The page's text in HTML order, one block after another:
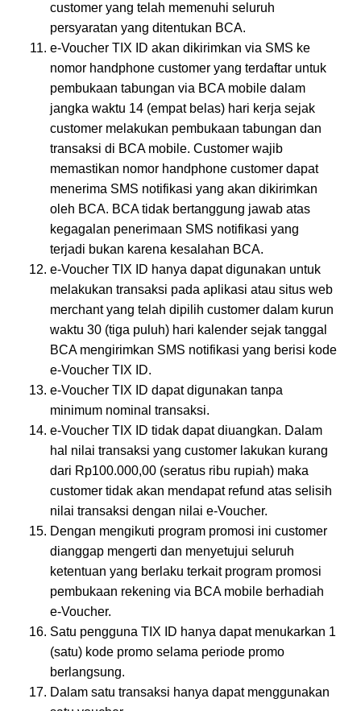
customer yang telah memenuhi seluruh
persyaratan yang ditentukan BCA.
e-Voucher TIX ID akan dikirimkan via SMS ke
nomor handphone customer yang terdaftar untuk
pembukaan tabungan via BCA mobile dalam
jangka waktu 14 (empat belas) hari kerja sejak
customer melakukan pembukaan tabungan dan
transaksi di BCA mobile. Customer wajib
memastikan nomor handphone customer dapat
menerima SMS notifikasi yang akan dikirimkan
oleh BCA. BCA tidak bertanggung jawab atas
kegagalan penerimaan SMS notifikasi yang
terjadi bukan karena kesalahan BCA.
e-Voucher TIX ID hanya dapat digunakan untuk
melakukan transaksi pada aplikasi atau situs web
merchant yang telah dipilih customer dalam kurun
waktu 30 (tiga puluh) hari kalender sejak tanggal
BCA mengirimkan SMS notifikasi yang berisi kode
e-Voucher TIX ID.
e-Voucher TIX ID dapat digunakan tanpa
minimum nominal transaksi.
e-Voucher TIX ID tidak dapat diuangkan. Dalam
hal nilai transaksi yang customer lakukan kurang
dari Rp100.000,00 (seratus ribu rupiah) maka
customer tidak akan mendapat refund atas selisih
nilai transaksi dengan nilai e-Voucher.
Dengan mengikuti program promosi ini customer
dianggap mengerti dan menyetujui seluruh
ketentuan yang berlaku terkait program promosi
pembukaan rekening via BCA mobile berhadiah
e-Voucher.
Satu pengguna TIX ID hanya dapat menukarkan 1
(satu) kode promo selama periode promo
berlangsung.
Dalam satu transaksi hanya dapat menggunakan